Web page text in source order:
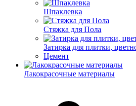
Шпаклевка
Стяжка для Пола
Затирка для плитки,
Цемент
Лакокрасочные материалы